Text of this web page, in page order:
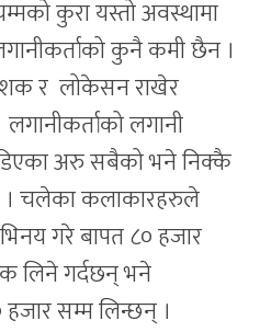
कुरा यस्तो अवस्थामा
कुनै कमी छैन ।
र लोकेसन राखेर
लगानी
अरु सबैको भने निक्कै
। चलेका कलाकारहरुले
गरे बापत ८० हजार
लिने गर्दछन् भने
सम्म लिन्छन् ।